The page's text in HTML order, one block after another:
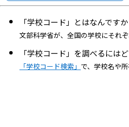
「学校コード」とはなんですか
文部科学省が、全国の学校にそれ
「学校コード」を調べるには
「学校コード検索」 で、学校名や